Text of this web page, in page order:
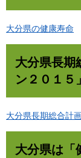
大分県の健康寿命
大分県長期
ン２０１５」
大分県長期総合計
大分県は「